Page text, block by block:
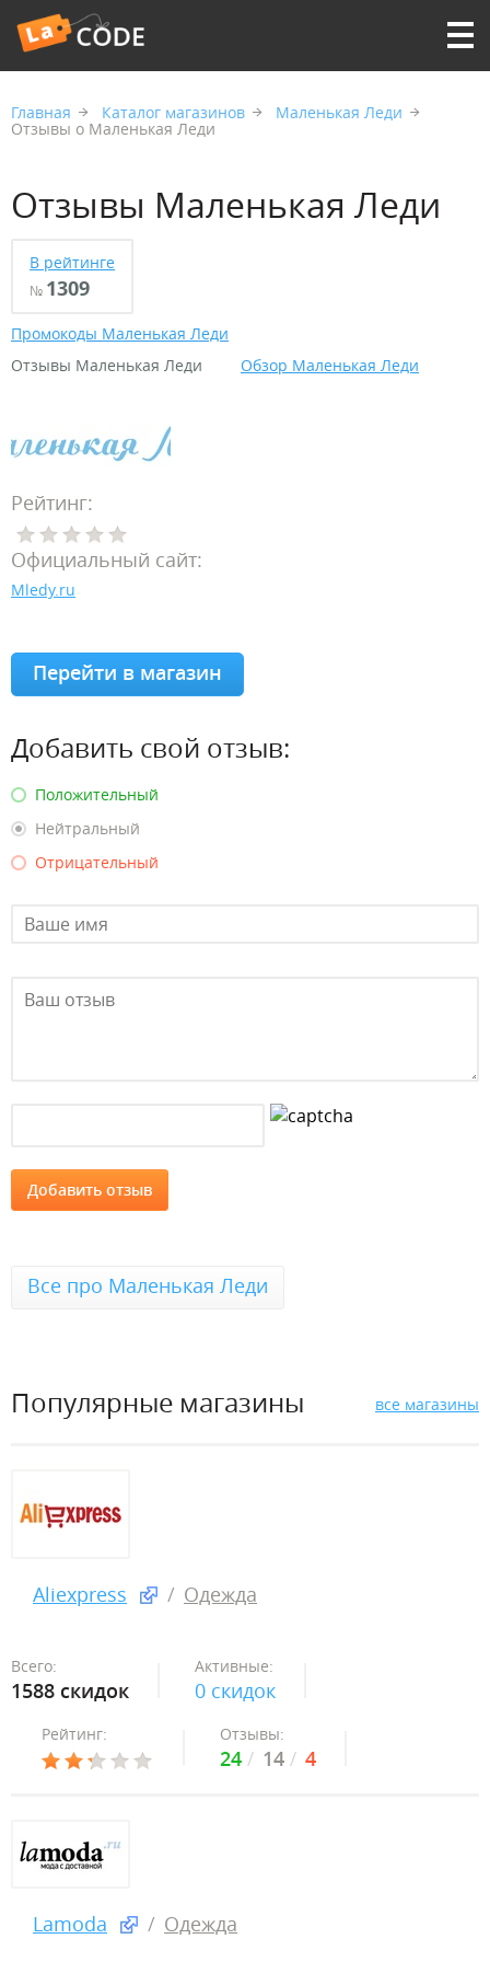
Главная Каталог магазинов Маленькая Леди
Отзывы о Маленькая Леди
Отзывы Маленькая Леди
В рейтинге
№ 1309
Промокоды Маленькая Леди
Отзывы Маленькая Леди
Обзор Маленькая Леди
Рейтинг:
Официальный сайт:
Mledy.ru
Перейти в магазин
Добавить свой отзыв:
Положительный
Нейтральный
Отрицательный
Все про Маленькая Леди
Популярные магазины все магазины
Aliexpress Одежда
Всего:
1588 скидок
Активные:
0 скидок
Рейтинг: Отзывы:
24 14 4
Lamoda Одежда